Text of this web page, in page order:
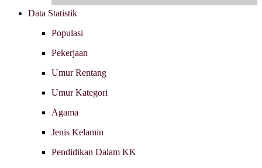
Data Statistik
Populasi
Pekerjaan
Umur Rentang
Umur Kategori
Agama
Jenis Kelamin
Pendidikan Dalam KK